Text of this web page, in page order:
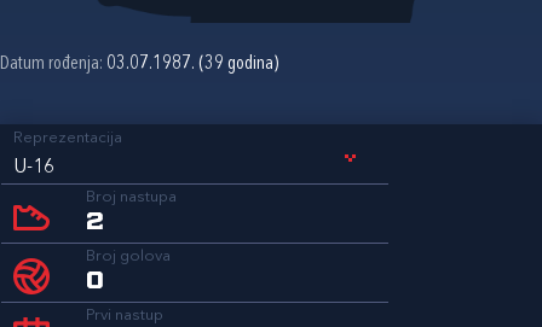
Datum rođenja: 03.07.1987. (39 godina)
Reprezentacija
U-16
Broj nastupa
2
Broj golova
0
Prvi nastup